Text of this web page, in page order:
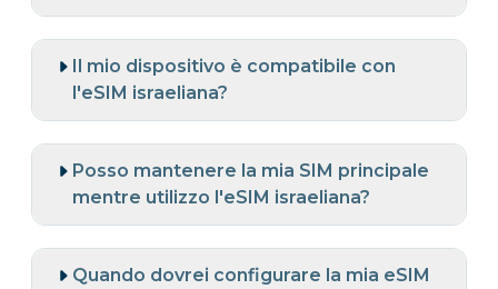
Il mio dispositivo è compatibile con
l'eSIM israeliana?
Posso mantenere la mia SIM principale
mentre utilizzo l'eSIM israeliana?
Quando dovrei configurare la mia eSIM